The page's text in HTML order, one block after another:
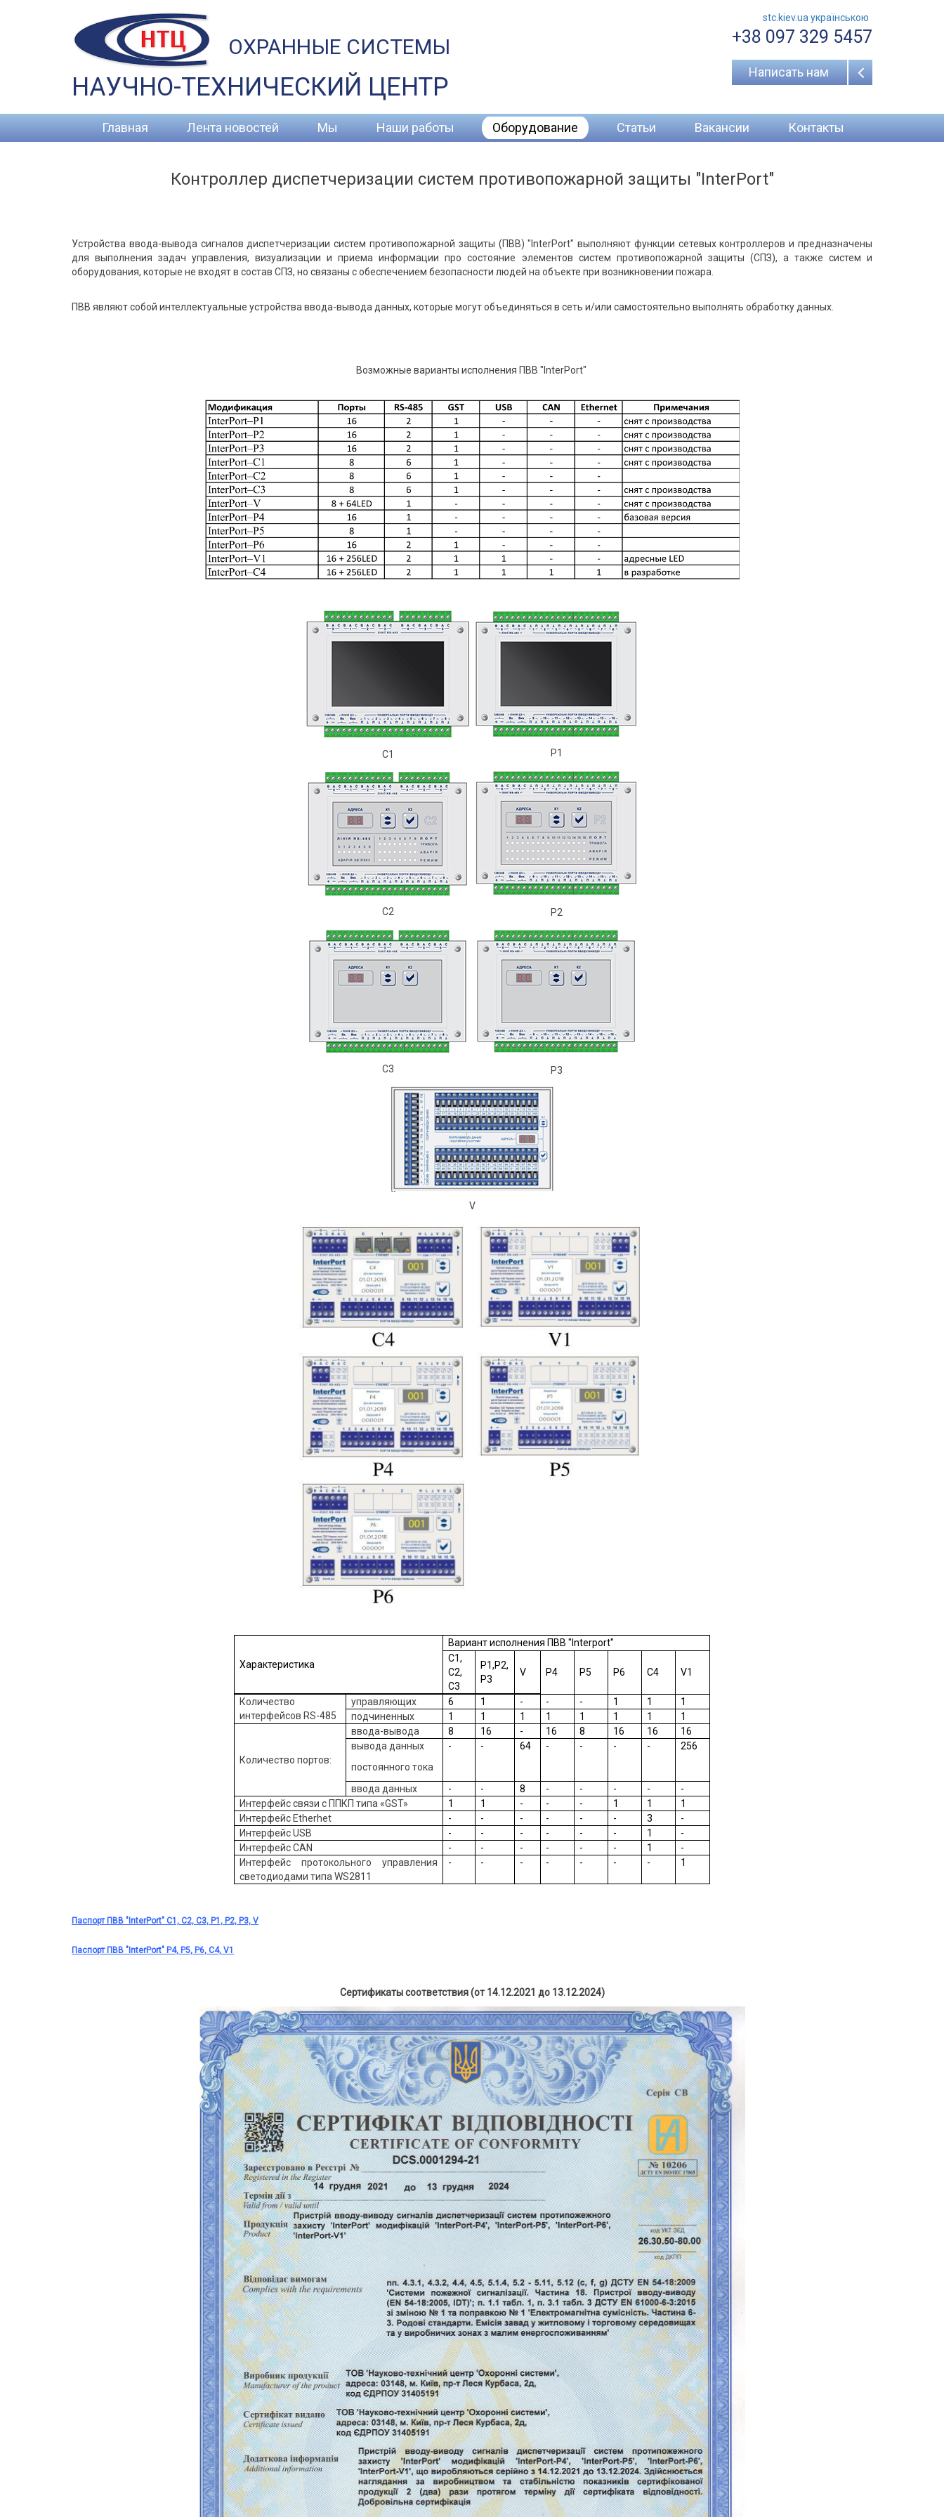
ОХРАННЫЕ СИСТЕМЫ
НАУЧНО-ТЕХНИЧЕСКИЙ ЦЕНТР
stc.kiev.ua українською
+38 097 329 5457
Написать нам
Главная Лента новостей Мы Наши работы Оборудование Статьи Вакансии Контакты
Контроллер диспетчеризации систем противопожарной защиты "InterPort"
Устройства ввода-вывода сигналов диспетчеризации систем противопожарной защиты (ПВВ) "InterPort" выполняют функции сетевых контроллеров и предназначены
для выполнения задач управления, визуализации и приема информации про состояние элементов систем противопожарной защиты (СПЗ), а также систем и
оборудования, которые не входят в состав СПЗ, но связаны с обеспечением безопасности людей на объекте при возникновении пожара.
ПВВ являют собой интеллектуальные устройства ввода-вывода данных, которые могут объединяться в сеть и/или самостоятельно выполнять обработку данных.
Возможные варианты исполнения ПВВ "InterPort"
C1 P1
C2 P2
C3 P3
V
Характеристика
Вариант исполнения ПВВ " Interport"
C1,
C2,
C3
Р1,Р2,
Р3
V P4 P5 P6 C4 V1
Количество
интерфейсов RS-485
управляющих 6 1 - - - 1 1
1
подчиненных
1 1 1 1 1 1 1 1
Количество портов:
ввода-вывода 8 16 - 16 8 16 16
16
вывода данных
постоянного тока
- - 64 - - - - 256
ввода данных - - 8 - - - -
-
Интерфейс связи с ППКП типа «GST»
1 1 - - - 1 1
1
Интерфейс Etherhet
- - - - - - 3
-
Интерфейс USB
- - - - - - 1
-
Интерфейс CAN
- - - - - - 1
-
Интерфейс протокольного управления
светодиодами типа WS2811
- - - - - - - 1
Паспорт ПВВ "InterPort" C1, C2, C3, P1, P2, P3, V
Паспорт ПВВ "InterPort" Р4, Р5, Р6, С4, V1
Сертификаты соответствия (от 14.12.2021 до 13.12.2024)